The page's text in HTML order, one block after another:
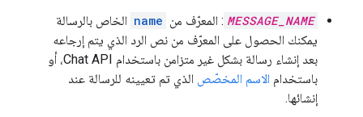
MESSAGE_NAME : المعرّف من name الخاص بالرسالة
يمكنك الحصول على المعرّف من نص الرد الذي يتم إرجاعه
بعد إنشاء رسالة بشكل غير متزامن باستخدام Chat API، أو
باستخدام الاسم المخصّص الذي تم تعيينه للرسالة عند
إنشائها.